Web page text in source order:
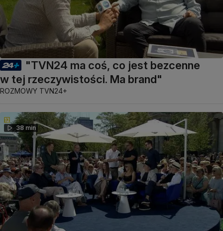
"TVN24 ma coś, co jest bezcenne
w tej rzeczywistości. Ma brand"
ROZMOWY TVN24+
38 min